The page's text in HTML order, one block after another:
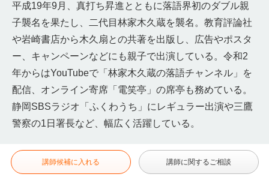
平成19年9月、真打ち昇進とともに落語界初のダブル親
子襲名を果たし、二代目林家木久蔵を襲名。教育評論社
や岩崎書店から木久扇との共著を出版し、広告やポスタ
ー、キャンペーンなどにも親子で出演している。令和2
年からはYouTubeで「林家木久蔵の落語チャンネル」を
配信、オンライン寄席「電笑亭」の席亭も務めている。
静岡SBSラジオ「ふくわうち」にレギュラー出演や三鷹
警察の1日署長など、幅広く活躍している。
講師候補に入れる 講師に関するご相談